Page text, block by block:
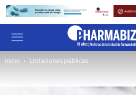
Inicio Licitaciones públicas